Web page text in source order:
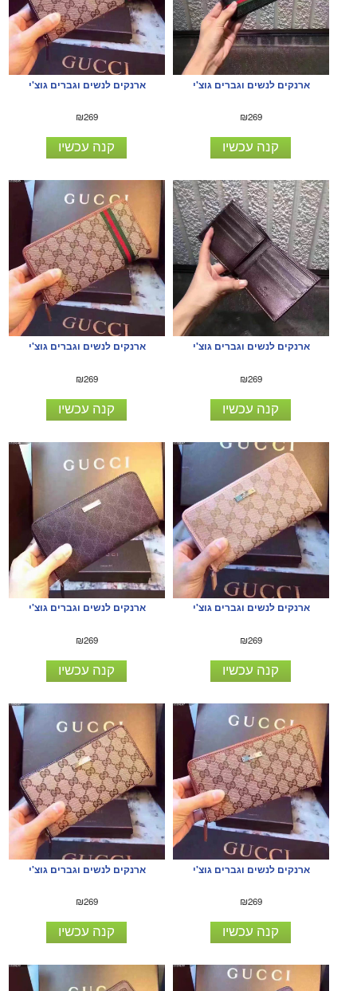
ארנקים לנשים וגברים גוצ'י
₪269
קנה עכשיו
ארנקים לנשים וגברים גוצ'י
₪269
קנה עכשיו
ארנקים לנשים וגברים גוצ'י
₪269
קנה עכשיו
ארנקים לנשים וגברים גוצ'י
₪269
קנה עכשיו
ארנקים לנשים וגברים גוצ'י
₪269
קנה עכשיו
ארנקים לנשים וגברים גוצ'י
₪269
קנה עכשיו
ארנקים לנשים וגברים גוצ'י
₪269
קנה עכשיו
ארנקים לנשים וגברים גוצ'י
₪269
קנה עכשיו